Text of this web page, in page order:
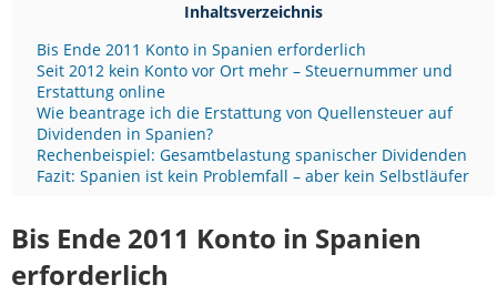
Inhaltsverzeichnis
Bis Ende 2011 Konto in Spanien erforderlich
Seit 2012 kein Konto vor Ort mehr – Steuernummer und
Erstattung online
Wie beantrage ich die Erstattung von Quellensteuer auf
Dividenden in Spanien?
Rechenbeispiel: Gesamtbelastung spanischer Dividenden
Fazit: Spanien ist kein Problemfall – aber kein Selbstläufer
Bis Ende 2011 Konto in Spanien
erforderlich